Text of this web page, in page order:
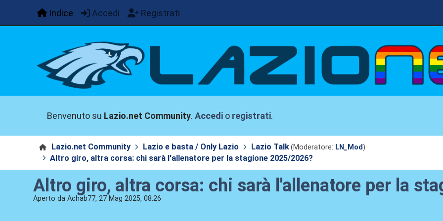
Indice Accedi Registrati
Benvenuto su Lazio.net Community.Accedi o registrati.
Lazio.net Community Lazio e basta / Only Lazio Lazio Talk(Moderatore: LN_Mod)
Altro giro, altra corsa: chi sarà l'allenatore per la stagione 2025/2026?
Altro giro, altra corsa: chi sarà l'allenatore per la
Aperto da Achab77, 27 Mag 2025, 08:26